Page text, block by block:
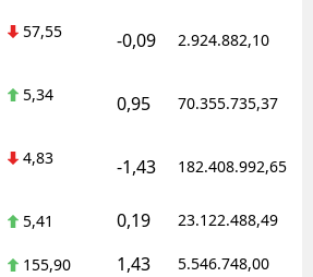
57,55 -0,09 2.924.882,10
5,34 0,95 70.355.735,37
4,83 -1,43 182.408.992,65
5,41 0,19 23.122.488,49
155,90 1,43 5.546.748,00